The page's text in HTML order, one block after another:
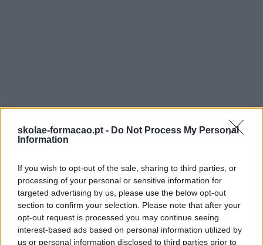
skolae-formacao.pt - Do Not Process My Personal
Information
If you wish to opt-out of the sale, sharing to third parties, or
processing of your personal or sensitive information for
targeted advertising by us, please use the below opt-out
section to confirm your selection. Please note that after your
opt-out request is processed you may continue seeing
interest-based ads based on personal information utilized by
us or personal information disclosed to third parties prior to